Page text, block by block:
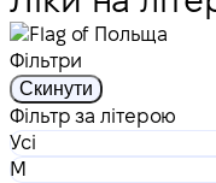
Фільтри
Скинути
Фільтр за літерою
Усі
M